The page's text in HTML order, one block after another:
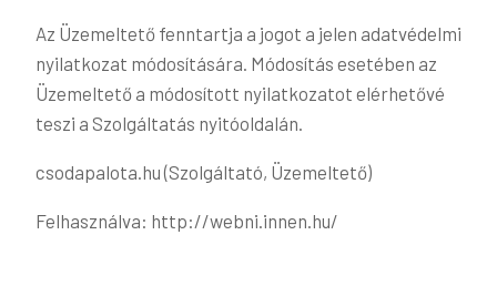
Az Üzemeltető fenntartja a jogot a jelen adatvédelmi
nyilatkozat módosítására. Módosítás esetében az
Üzemeltető a módosított nyilatkozatot elérhetővé
teszi a Szolgáltatás nyitóoldalán.
csodapalota.hu (Szolgáltató, Üzemeltető)
Felhasználva: http://webni.innen.hu/